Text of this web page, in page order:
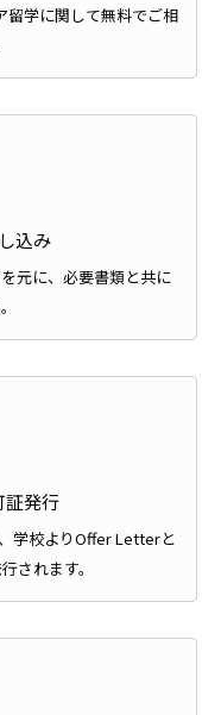
留学に関して無料でご相
込み
元に、必要書類と共に
証発行
学校よりOffer Letterと
されます。